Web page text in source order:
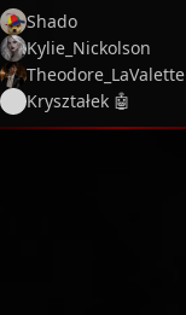
Shado
Kylie_Nickolson
Theodore_LaValette
Kryształek 🤖